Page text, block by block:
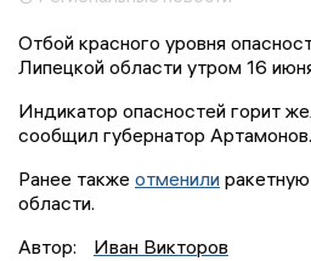
Отбой красного уровня
Липецкой области утром 16
Индикатор опасностей горит
сообщил губернатор Артамонов.
Ранее также отменили
области.
Автор:
Иван Викторов